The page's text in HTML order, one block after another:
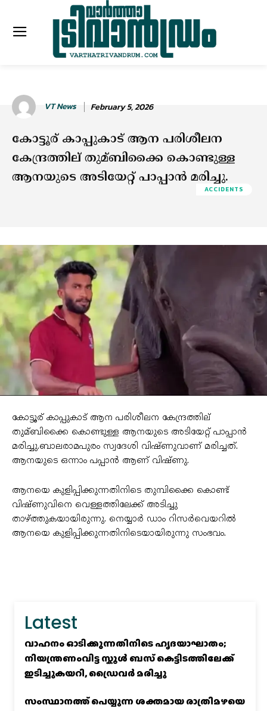
VT News February 5, 2026
കോട്ടൂര് കാപ്പുകാട് ആന പരിശീലന
കേന്ദ്രത്തില് തുമ്ബിക്കൈ കൊണ്ടുള്ള
ആനയുടെ അടിയേറ്റ് പാപ്പാൻ മരിച്ചു.
ACCIDENTS
കോട്ടൂര് കാപ്പുകാട് ആന പരിശീലന കേന്ദ്രത്തില്
തുമ്ബിക്കൈ കൊണ്ടുള്ള ആനയുടെ അടിയേറ്റ് പാപ്പാൻ
മരിച്ചു.ബാലരാമപുരം സ്വദേശി വിഷ്ണുവാണ് മരിച്ചത്.
ആനയുടെ ഒന്നാം പപ്പാൻ ആണ് വിഷ്ണു.
ആനയെ കുളിപ്പിക്കുന്നതിനിടെ തുമ്പിക്കൈ കൊണ്ട്
വിഷ്ണുവിനെ വെള്ളത്തിലേക്ക് അടിച്ചു
താഴ്ത്തുകയായിരുന്നു. നെയ്യാർ ഡാം റിസർവെയറില്‍
ആനയെ കുളിപ്പിക്കുന്നതിനിടെയായിരുന്നു സംഭവം.
Latest
വാഹനം ഓടിക്കുന്നതിനിടെ ഹൃദയാഘാതം;
നിയന്ത്രണംവിട്ട സ്കൂൾ ബസ് കെട്ടിടത്തിലേക്ക്
ഇടിച്ചുകയറി, ഡ്രൈവർ മരിച്ചു
സംസ്ഥാനത്ത് പെയ്യുന്ന ശക്തമായ രാത്രിമഴയെ